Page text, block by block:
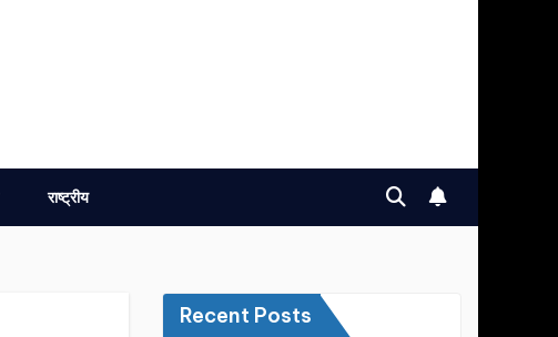
राष्ट्रीय
Recent Posts